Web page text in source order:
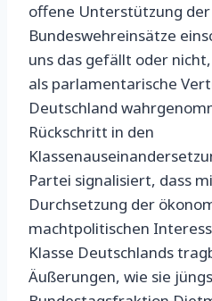
offene Unterstützung der
Bundeswehreinsätze
uns das gefällt oder
als parlamentarische
Deutschland
Rückschritt in den
Partei signalisiert, dass
Durchsetzung der
machtpolitischen
Klasse Deutschlands
Äußerungen, wie sie